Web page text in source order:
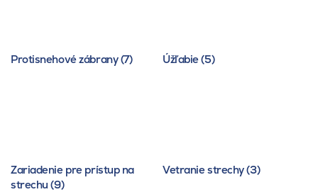
Protisnehové zábrany (7) Úžľabie (5)
Zariadenie pre prístup na
strechu (9)
Vetranie strechy (3)